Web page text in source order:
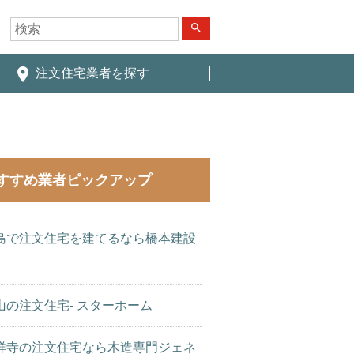
search
place 注文住宅業者を探す
すめ業者ピックアップ
で注文住宅を建てるなら橋本建設
の注文住宅- スターホーム
寺の注文住宅なら木造専門ジェネ